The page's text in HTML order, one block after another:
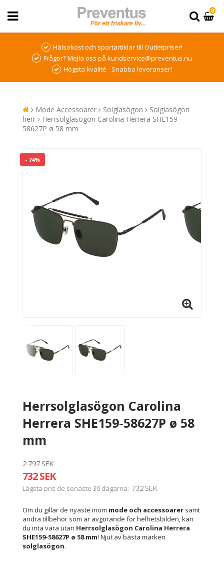
0
Hälsokost och sportartiklar till Outletpriser!
Frågor? Mejla oss på kundservice@preventus.nu
Högsta kvalité - Snabba leveranser!
Mode Accessoarer Solglasögon
Solglasögon
herr
Herrsolglasögon Carolina Herrera SHE159-
58627P ø 58 mm
- 74%
Herrsolglasögon Carolina
Herrera SHE159-58627P ø 58
mm
2 797 SEK
732 SEK
Lägsta pris de senaste 30 dagarna 732 SEK
Om du gillar de nyaste inom mode och accessoarer samt
andra tillbehör som är avgörande för helhetsbilden, kan
du inta vara utan Herrsolglasögon Carolina Herrera
SHE159-58627P ø 58 mm! Njut av bästa märken
solglasögon.